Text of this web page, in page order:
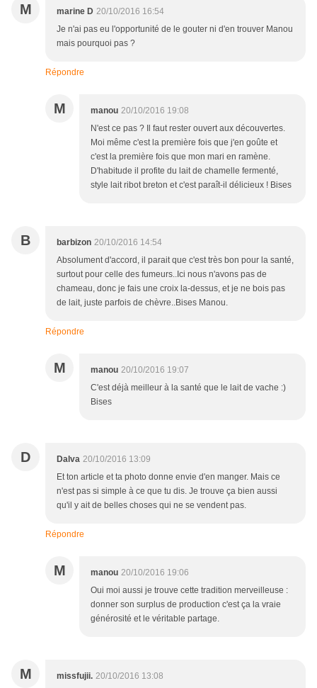
M marine D 20/10/2016 16:54
Je n'ai pas eu l'opportunité de le gouter ni d'en trouver Manou
mais pourquoi pas ?
Répondre
M manou 20/10/2016 19:08
N'est ce pas ? Il faut rester ouvert aux découvertes.
Moi même c'est la première fois que j'en goûte et
c'est la première fois que mon mari en ramène.
D'habitude il profite du lait de chamelle fermenté,
style lait ribot breton et c'est paraît-il délicieux ! Bises
B barbizon 20/10/2016 14:54
Absolument d'accord, il parait que c'est très bon pour la santé,
surtout pour celle des fumeurs..Ici nous n'avons pas de
chameau, donc je fais une croix la-dessus, et je ne bois pas
de lait, juste parfois de chèvre..Bises Manou.
Répondre
M manou 20/10/2016 19:07
C'est déjà meilleur à la santé que le lait de vache :)
Bises
D Dalva 20/10/2016 13:09
Et ton article et ta photo donne envie d'en manger. Mais ce
n'est pas si simple à ce que tu dis. Je trouve ça bien aussi
qu'il y ait de belles choses qui ne se vendent pas.
Répondre
M manou 20/10/2016 19:06
Oui moi aussi je trouve cette tradition merveilleuse :
donner son surplus de production c'est ça la vraie
générosité et le véritable partage.
M missfujii. 20/10/2016 13:08